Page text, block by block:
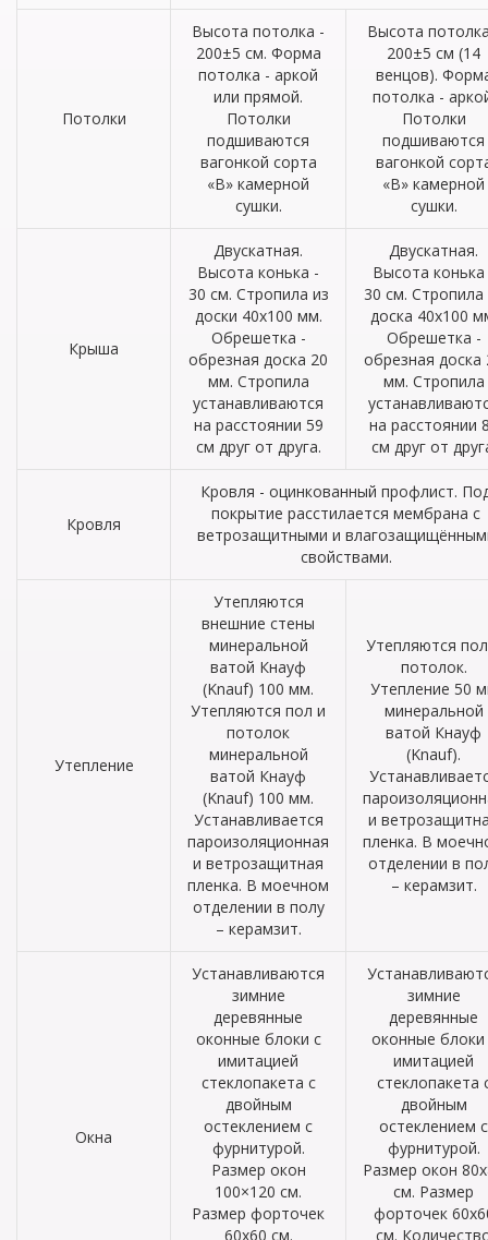
Потолки
Высота потолка -
200±5 см. Форма
потолка - аркой
или прямой.
Потолки
подшиваются
вагонкой сорта
«В» камерной
сушки.
Высота
200±5 см (14
венцов).
потолка -
Потолки
подшиваются
вагонкой
«В» камерной
сушки.
Крыша
Двускатная.
Высота конька -
30 см. Стропила из
доски 40х100 мм.
Обрешетка -
обрезная доска 20
мм. Стропила
устанавливаются
на расстоянии 59
см друг от друга.
Двускатная.
Высота
30 см. Стропила
доска 40х100
Обрешетка -
обрезная доска
мм. Стропила
на расстоянии
см друг от
Кровля
Кровля - оцинкованный профлист.
покрытие расстилается мембрана с
ветрозащитными и
свойствами.
Утепление
Утепляются
внешние стены
минеральной
ватой Кнауф
(Knauf) 100 мм.
Утепляются пол и
потолок
минеральной
ватой Кнауф
(Knauf) 100 мм.
Устанавливается
пароизоляционная
и ветрозащитная
пленка. В моечном
отделении в полу
– керамзит.
Утепляются
потолок.
Утепление 50
минеральной
ватой Кнауф
(Knauf).
и
пленка. В
отделении в
– керамзит.
Окна
Устанавливаются
зимние
деревянные
оконные блоки с
имитацией
стеклопакета с
двойным
остеклением с
фурнитурой.
Размер окон
100×120 см.
Размер форточек
60х60 см.
зимние
деревянные
оконные блоки
имитацией
стеклопакета
двойным
остеклением с
фурнитурой.
Размер окон
см. Размер
форточек
см.